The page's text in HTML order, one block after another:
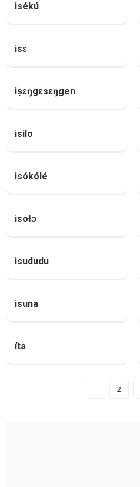
isékú
isɛ
iṣɛŋgɛsɛŋgen
isilo
isókólé
isołɔ
isududu
isuna
íta
2